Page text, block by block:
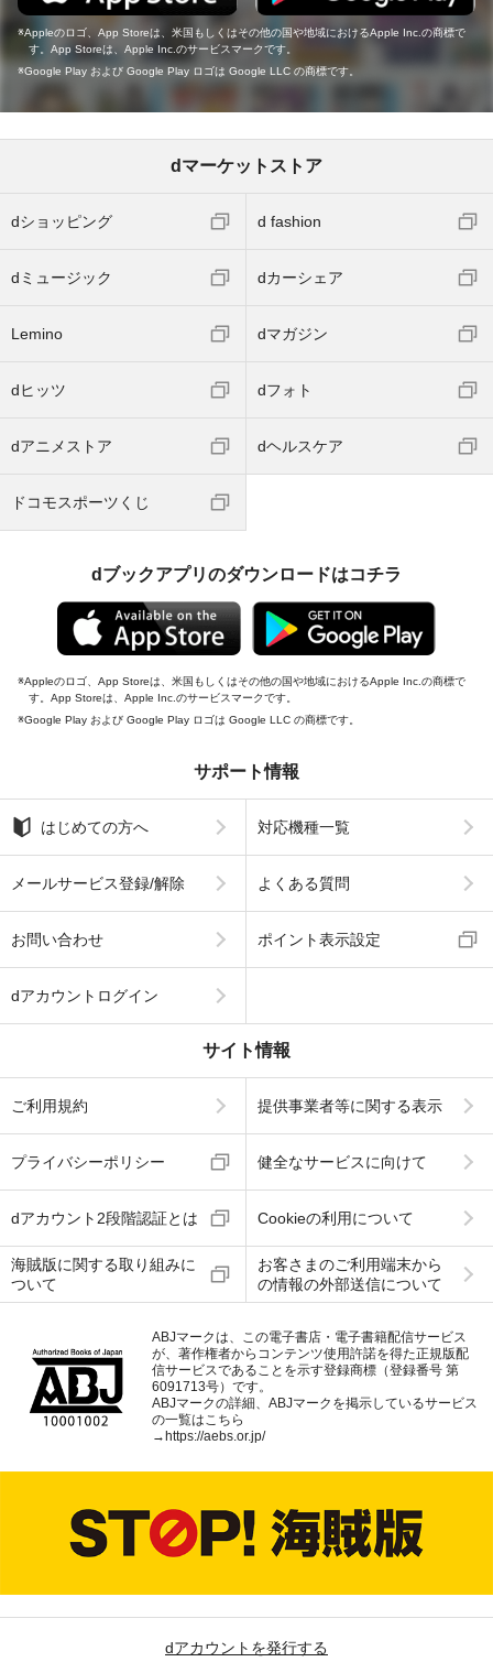
Appleのロゴ、App Storeは、米国もしくはその他の国や地域におけるApple Inc.の商標で
す。App Storeは、Apple Inc.のサービスマークです。
Google Play および Google Play ロゴは Google LLC の商標です。
dマーケットストア
dショッピング d fashion
dミュージック dカーシェア
Lemino dマガジン
dヒッツ dフォト
dアニメストア dヘルスケア
ドコモスポーツくじ
dブックアプリのダウンロードはコチラ
Appleのロゴ、App Storeは、米国もしくはその他の国や地域におけるApple Inc.の商標で
す。App Storeは、Apple Inc.のサービスマークです。
Google Play および Google Play ロゴは Google LLC の商標です。
サポート情報
はじめての方へ 対応機種一覧
メールサービス登録/解除 よくある質問
お問い合わせ ポイント表示設定
dアカウントログイン
サイト情報
ご利用規約 提供事業者等に関する表示
プライバシーポリシー 健全なサービスに向けて
dアカウント2段階認証とは Cookieの利用について
海賊版に関する取り組みに
ついて
お客さまのご利用端末から
の情報の外部送信について
ABJマークは、この電子書店・電子書籍配信サービス
が、著作権者からコンテンツ使用許諾を得た正規版配
信サービスであることを示す登録商標（登録番号 第
6091713号）です。
ABJマークの詳細、ABJマークを掲示しているサービス
の一覧はこちら
→ https://aebs.or.jp/
dアカウントを発行する